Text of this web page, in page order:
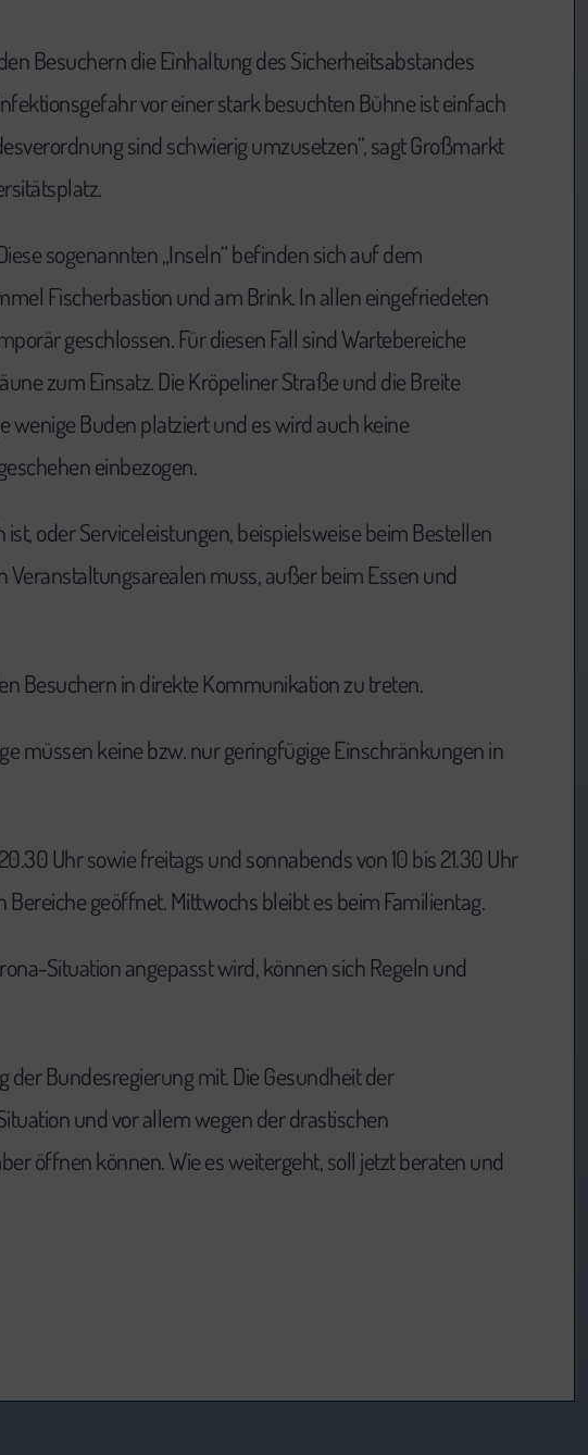
Besuchern die Einhaltung des Sicherheitsabstandes
vor einer stark besuchten Bühne ist einfach
sind schwierig umzusetzen“, sagt Großmarkt
sogenannten „Inseln“ befinden sich auf dem
Fischerbastion und am Brink. In allen eingefriedeten
geschlossen. Für diesen Fall sind Wartebereiche
zum Einsatz. Die Kröpeliner Straße und die Breite
Buden platziert und es wird auch keine
einbezogen.
oder Serviceleistungen, beispielsweise beim Bestellen
muss, außer beim Essen und
Besuchern in direkte Kommunikation zu treten.
müssen keine bzw. nur geringfügige Einschränkungen in
Uhr sowie freitags und sonnabends von 10 bis 21.30 Uhr
geöffnet. Mittwochs bleibt es beim Familientag.
Situation angepasst wird, können sich Regeln und
der Bundesregierung mit. Die Gesundheit der
und vor allem wegen der drastischen
öffnen können. Wie es weitergeht, soll jetzt beraten und